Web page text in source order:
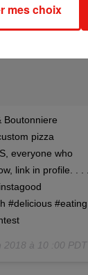
Boutonniere
pizza
everyone who
link in profile. . . .
#delicious #eating
2018 à 10 :00 PDT
mes choix